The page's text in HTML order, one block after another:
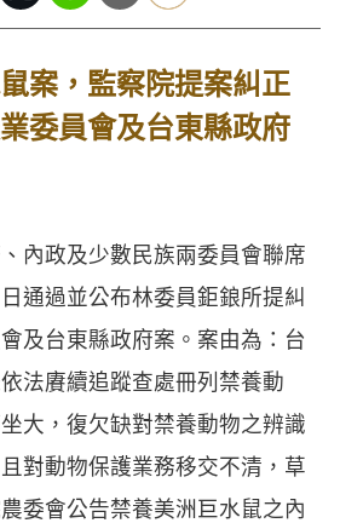
案，監察院提案糾正
委員會及台東縣政府
內政及少數民族兩委員會聯席
通過並公布林委員鉅鋃所提糾
及台東縣政府案。案由為：台
法賡續追蹤查處冊列禁養動
大，復欠缺對禁養動物之辨識
對動物保護業務移交不清，草
委會公告禁養美洲巨水鼠之內